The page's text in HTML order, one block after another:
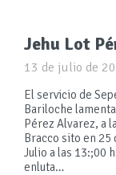
Jehu Lot
13 de julio de
El servicio de
Bariloche
Pérez Alvarez, a
Bracco sito en 25
Julio a las 13:;00
enluta…